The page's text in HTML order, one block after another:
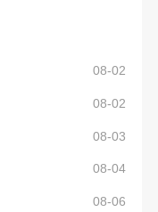
08-02
08-02
08-03
08-04
08-06